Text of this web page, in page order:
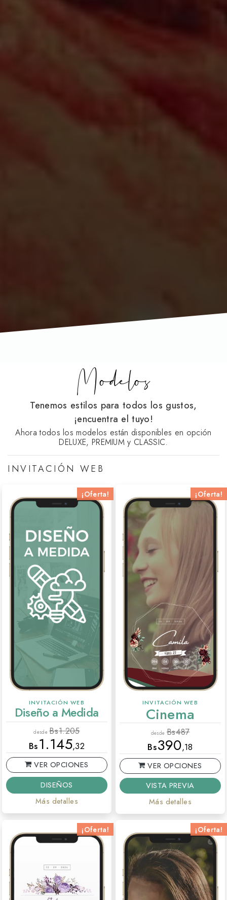
Modelos
Tenemos estilos para todos los gustos,
¡encuentra el tuyo!
Ahora todos los modelos están disponibles en opción
DELUXE, PREMIUM y CLASSIC.
INVITACIÓN WEB
¡Oferta!
INVITACIÓN WEB
Diseño a Medida
desdeBs1.205
Bs1.145,32
VER OPCIONES
DISEÑOS
Más detalles
¡Oferta!
INVITACIÓN WEB
Cinema
desdeBs487
Bs390,18
VER OPCIONES
VISTA PREVIA
Más detalles
¡Oferta! ¡Oferta!